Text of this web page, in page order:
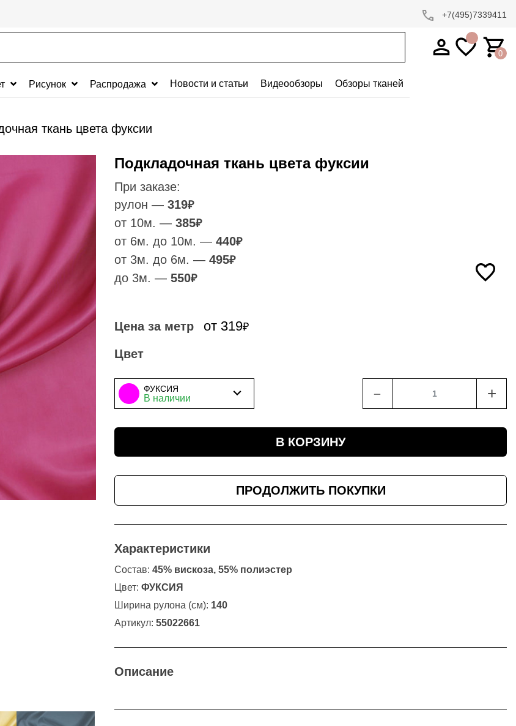
+7(495)7339411
0
Рисунок Распродажа Новости и статьи Видеообзоры Обзоры тканей
ткань цвета фуксии
Подкладочная ткань цвета фуксии
При заказе:
рулон — 319₽
от 10м. — 385₽
от 6м. до 10м. — 440₽
от 3м. до 6м. — 495₽
до 3м. — 550₽
Цена за метр от 319₽
Цвет
ФУКСИЯ
В наличии ﹣ +
В КОРЗИНУ
ПРОДОЛЖИТЬ ПОКУПКИ
Характеристики
Состав: 45% вискоза, 55% полиэстер
Цвет: ФУКСИЯ
Ширина рулона (см): 140
Артикул: 55022661
Описание